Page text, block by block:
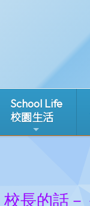
School Life
校園生活